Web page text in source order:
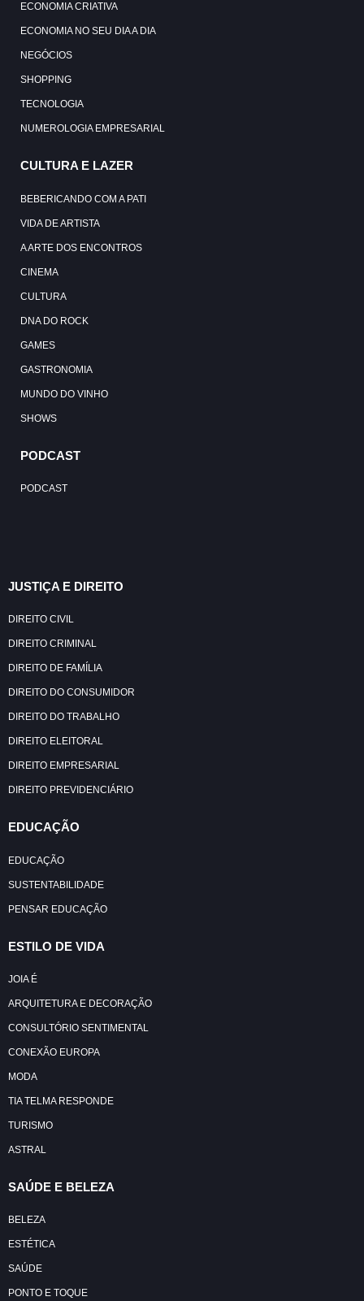
ECONOMIA CRIATIVA
ECONOMIA NO SEU DIA A DIA
NEGÓCIOS
SHOPPING
TECNOLOGIA
NUMEROLOGIA EMPRESARIAL
CULTURA E LAZER
BEBERICANDO COM A PATI
VIDA DE ARTISTA
A ARTE DOS ENCONTROS
CINEMA
CULTURA
DNA DO ROCK
GAMES
GASTRONOMIA
MUNDO DO VINHO
SHOWS
PODCAST
PODCAST
JUSTIÇA E DIREITO
DIREITO CIVIL
DIREITO CRIMINAL
DIREITO DE FAMÍLIA
DIREITO DO CONSUMIDOR
DIREITO DO TRABALHO
DIREITO ELEITORAL
DIREITO EMPRESARIAL
DIREITO PREVIDENCIÁRIO
EDUCAÇÃO
EDUCAÇÃO
SUSTENTABILIDADE
PENSAR EDUCAÇÃO
ESTILO DE VIDA
JOIA É
ARQUITETURA E DECORAÇÃO
CONSULTÓRIO SENTIMENTAL
CONEXÃO EUROPA
MODA
TIA TELMA RESPONDE
TURISMO
ASTRAL
SAÚDE E BELEZA
BELEZA
ESTÉTICA
SAÚDE
PONTO E TOQUE